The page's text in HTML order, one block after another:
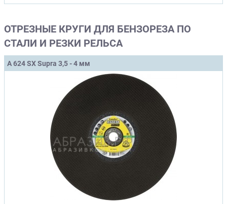
ОТРЕЗНЫЕ КРУГИ ДЛЯ БЕНЗОРЕЗА ПО
СТАЛИ И РЕЗКИ РЕЛЬСА
A 624 SX Supra 3,5 - 4 мм